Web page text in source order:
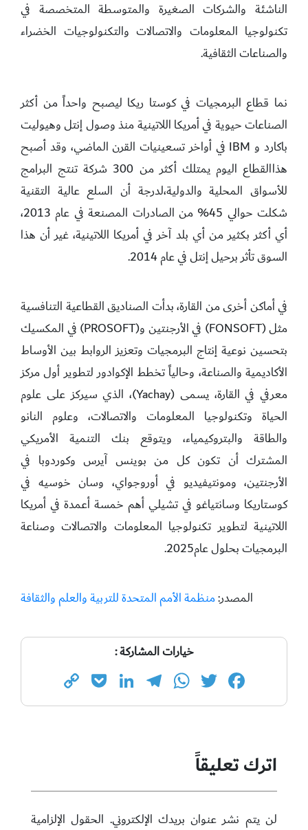
الناشئة والشركات الصغيرة والمتوسطة المتخصصة في
تكنولوجيا المعلومات والاتصالات والتكنولوجيات الخضراء
والصناعات الثقافية.
نما قطاع البرمجيات في كوستا ريكا ليصبح واحداً من أكثر
الصناعات حيوية في أمريكا اللاتينية منذ وصول إنتل وهيوليت
باكارد و IBM في أواخر تسعينيات القرن الماضي، وقد أصبح
هذاالقطاع اليوم يمتلك أكثر من 300 شركة تنتج البرامج
للأسواق المحلية والدولية،لدرجة أن السلع عالية التقنية
شكلت حوالي 45% من الصادرات المصنعة في عام 2013،
أي أكثر بكثير من أي بلد آخر في أمريكا اللاتينية، غير أن هذا
السوق تأثر برحيل إنتل في عام 2014.
في أماكن أخرى من القارة، بدأت الصناديق القطاعية التنافسية
مثل (FONSOFT) في الأرجنتين و(PROSOFT) في المكسيك
بتحسين نوعية إنتاج البرمجيات وتعزيز الروابط بين الأوساط
الأكاديمية والصناعة، وحالياً تخطط الإكوادور لتطوير أول مركز
معرفي في القارة، يسمى (Yachay)، الذي سيركز على علوم
الحياة وتكنولوجيا المعلومات والاتصالات، وعلوم النانو
والطاقة والبتروكيمياء، ويتوقع بنك التنمية الأمريكي
المشترك أن تكون كل من بوينس آيرس وكوردوبا في
الأرجنتين، ومونتيفيديو في أوروجواي، وسان خوسيه في
كوستاريكا وسانتياغو في تشيلي أهم خمسة أعمدة في أمريكا
اللاتينية لتطوير تكنولوجيا المعلومات والاتصالات وصناعة
البرمجيات بحلول عام2025.
المصدر:منظمة الأمم المتحدة للتربية والعلم والثقافة
خيارات المشاركة :
Facebook
Twitter
WhatsApp
Telegram
LinkedIn
Pocket
Link
اترك تعليقاً
لن يتم نشر عنوان بريدك الإلكتروني. الحقول الإلزامية